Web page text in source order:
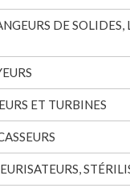
DE SOLIDES,
ET TURBINES